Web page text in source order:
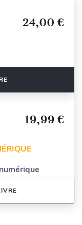
24,00 €
19,99 €